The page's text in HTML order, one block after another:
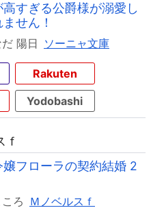
すぎる公爵様が溺愛し
せん！
陽日 ソーニャ文庫
Rakuten
Yodobashi
ｆ
フローラの契約結婚 2
ろ Ｍノベルスｆ